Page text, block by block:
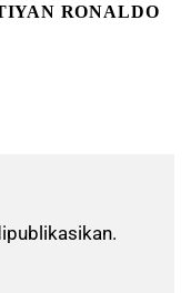
RONALDO